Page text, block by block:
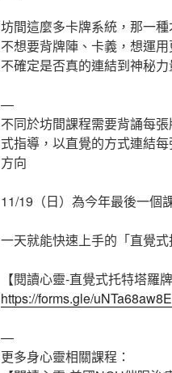
坊間這麼多卡牌系統，那一
不想要背牌陣、卡義，想運
不確定是否真的連結到神秘
—
不同於坊間課程需要背誦每
式指導，以直覺的方式連結
方向
11/19（日）為今年最後一個
一天就能快速上手的「直覺
【閱讀心靈-直覺式托特塔羅牌
https://forms.gle/
—
更多身心靈相關課程：